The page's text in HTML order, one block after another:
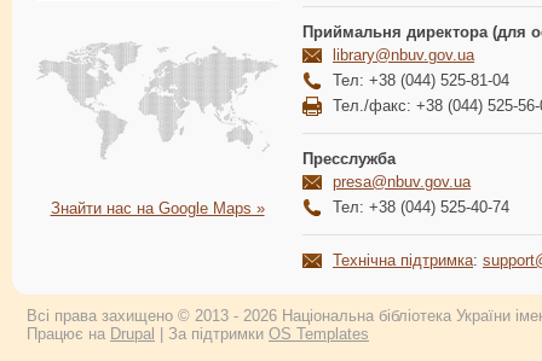
Знайти нас на Google Maps »
Приймальня директора (для
library@nbuv.gov.ua
Тел: +38 (044) 525-81-04
Тел./факс: +38 (044) 525-56-
Пресслужба
presa@nbuv.gov.ua
Тел: +38 (044) 525-40-74
Технічна підтримка:
Всі права захищено © 2013 - 2026 Національна бібліотека України
Працює на Drupal | За підтримки OS Templates